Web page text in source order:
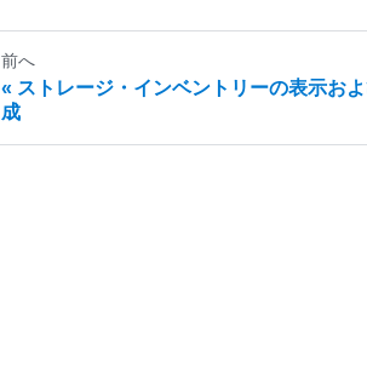
前へ
ストレージ・インベントリーの表示お
成